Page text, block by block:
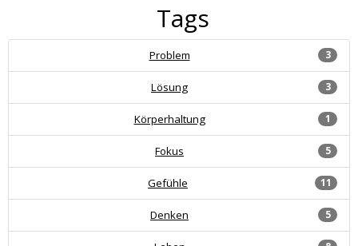
Tags
3
Problem
3
Lösung
1
Körperhaltung
5
Fokus
11
Gefühle
5
Denken